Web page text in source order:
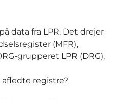
data fra LPR. Det drejer
(MFR),
grupperet LPR (DRG).
afledte registre?